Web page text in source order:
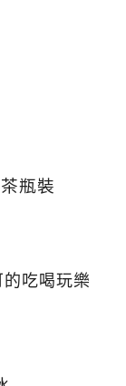
瓶裝